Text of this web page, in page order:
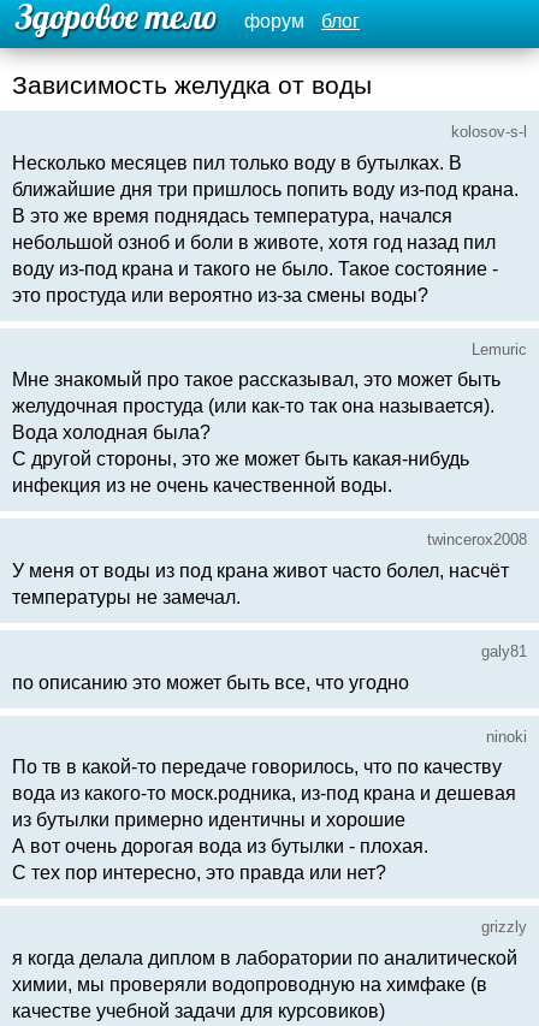
форум блог
Зависимость желудка от воды
kolosov-s-l
Несколько месяцев пил только воду в бутылках. В
ближайшие дня три пришлось попить воду из-под крана.
В это же время поднядась температура, начался
небольшой озноб и боли в животе, хотя год назад пил
воду из-под крана и такого не было. Такое состояние -
это простуда или вероятно из-за смены воды?
Lemuric
Мне знакомый про такое рассказывал, это может быть
желудочная простуда (или как-то так она называется).
Вода холодная была?
С другой стороны, это же может быть какая-нибудь
инфекция из не очень качественной воды.
twincerox2008
У меня от воды из под крана живот часто болел, насчёт
температуры не замечал.
galy81
по описанию это может быть все, что угодно
ninoki
По тв в какой-то передаче говорилось, что по качеству
вода из какого-то моск.родника, из-под крана и дешевая
из бутылки примерно идентичны и хорошие
А вот очень дорогая вода из бутылки - плохая.
С тех пор интересно, это правда или нет?
grizzly
я когда делала диплом в лаборатории по аналитической
химии, мы проверяли водопроводную на химфаке (в
качестве учебной задачи для курсовиков)